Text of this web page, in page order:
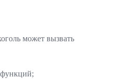
может вызвать